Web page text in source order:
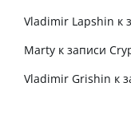
Vladimir Lapshin к
Marty к записи
Vladimir Grishin к